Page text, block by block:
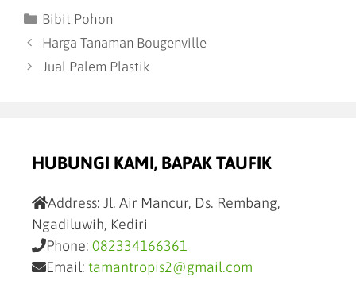
Bibit Pohon
Harga Tanaman Bougenville
Jual Palem Plastik
HUBUNGI KAMI, BAPAK TAUFIK
Address: Jl. Air Mancur, Ds. Rembang,
Ngadiluwih, Kediri
Phone: 082334166361
Email: tamantropis2@gmail.com